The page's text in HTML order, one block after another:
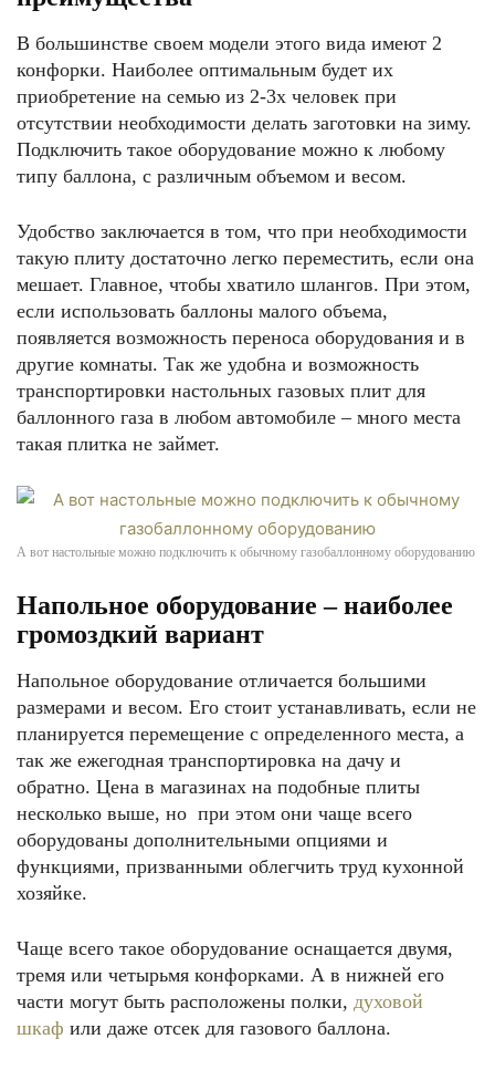
В большинстве своем модели этого вида имеют 2
конфорки. Наиболее оптимальным будет их
приобретение на семью из 2-3х человек при
отсутствии необходимости делать заготовки на зиму.
Подключить такое оборудование можно к любому
типу баллона, с различным объемом и весом.
Удобство заключается в том, что при необходимости
такую плиту достаточно легко переместить, если она
мешает. Главное, чтобы хватило шлангов. При этом,
если использовать баллоны малого объема,
появляется возможность переноса оборудования и в
другие комнаты. Так же удобна и возможность
транспортировки настольных газовых плит для
баллонного газа в любом автомобиле – много места
такая плитка не займет.
А вот настольные можно подключить к обычному газобаллонному оборудованию
Напольное оборудование – наиболее
громоздкий вариант
Напольное оборудование отличается большими
размерами и весом. Его стоит устанавливать, если не
планируется перемещение с определенного места, а
так же ежегодная транспортировка на дачу и
обратно. Цена в магазинах на подобные плиты
несколько выше, но при этом они чаще всего
оборудованы дополнительными опциями и
функциями, призванными облегчить труд кухонной
хозяйке.
Чаще всего такое оборудование оснащается двумя,
тремя или четырьмя конфорками. А в нижней его
части могут быть расположены полки, духовой
шкаф или даже отсек для газового баллона.